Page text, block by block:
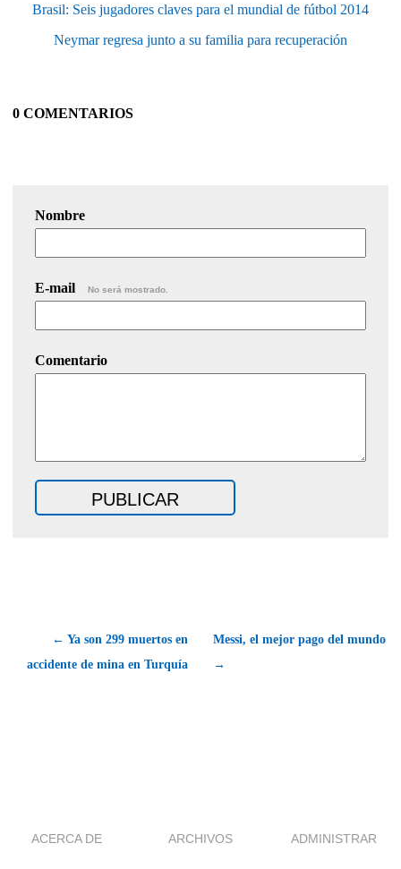
Brasil: Seis jugadores claves para el mundial de fútbol 2014
Neymar regresa junto a su familia para recuperación
0 COMENTARIOS
Nombre
E-mail No será mostrado.
Comentario
← Ya son 299 muertos en
accidente de mina en Turquía
Messi, el mejor pago del mundo
→
ACERCA DE ARCHIVOS ADMINISTRAR